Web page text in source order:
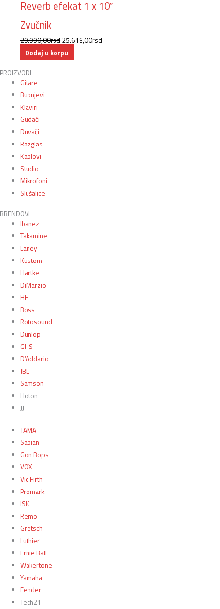
Reverb efekat 1 x 10″
Zvučnik
29.990,00rsd 25.619,00rsd
Dodaj u korpu
PROIZVODI
Gitare
Bubnjevi
Klaviri
Gudači
Duvači
Razglas
Kablovi
Studio
Mikrofoni
Slušalice
BRENDOVI
Ibanez
Takamine
Laney
Kustom
Hartke
DiMarzio
HH
Boss
Rotosound
Dunlop
GHS
D’Addario
JBL
Samson
Hoton
JJ
TAMA
Sabian
Gon Bops
VOX
Vic Firth
Promark
ISK
Remo
Gretsch
Luthier
Ernie Ball
Wakertone
Yamaha
Fender
Tech21